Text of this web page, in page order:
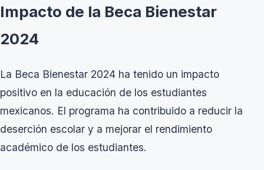
Impacto de la Beca Bienestar
2024
La Beca Bienestar 2024 ha tenido un impacto
positivo en la educación de los estudiantes
mexicanos. El programa ha contribuido a reducir la
deserción escolar y a mejorar el rendimiento
académico de los estudiantes.